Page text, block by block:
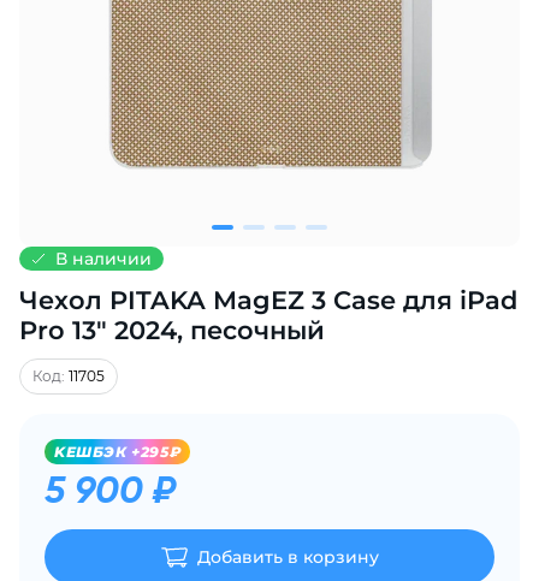
В наличии
Чехол PITAKA MagEZ 3 Case для iPad
Pro 13" 2024, песочный
Код: 11705
KЕШБЭК +295₽
5 900 ₽
Добавить в корзину
Добавляйте товары
в корзину
% картой любого банка
Получайте товар
выбранный способом
списываться
по25%каждые 2 недели
Подробнее